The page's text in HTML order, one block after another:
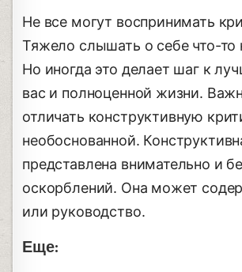
Не все могут воспринимать
Тяжело слышать о себе что-то
Но иногда это делает шаг к
вас и полноценной жизни.
отличать конструктивную
необоснованной.
представлена ​​внимательно и
оскорблений. Она может
или руководство.
Еще: